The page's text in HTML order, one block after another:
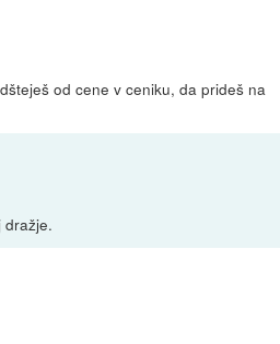
od cene v ceniku, da prideš na
dražje.